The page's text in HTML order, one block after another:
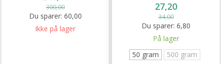
300,00
Du sparer: 60,00
Ikke på lager
27,20
34,00
Du sparer: 6,80
På lager
50 gram
500 gram